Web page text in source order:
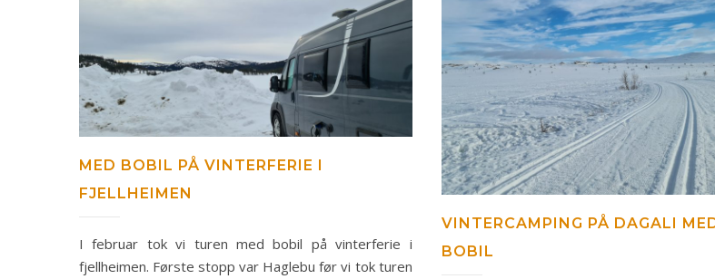
MED BOBIL PÅ VINTERFERIE I
FJELLHEIMEN
I februar tok vi turen med bobil på vinterferie i
fjellheimen. Første stopp var Haglebu før vi tok turen
VINTERCAMPING PÅ DAGALI
BOBIL